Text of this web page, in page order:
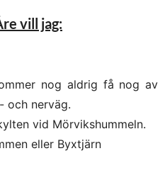
vill jag:
nog aldrig få nog av
och nerväg.
vid Mörvikshummeln.
eller Byxtjärn